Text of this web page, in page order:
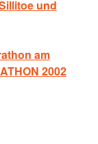
und
am
2002